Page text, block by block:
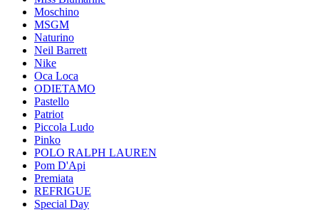
Moschino
MSGM
Naturino
Neil Barrett
Nike
Oca Loca
ODIETAMO
Pastello
Patriot
Piccola Ludo
Pinko
POLO RALPH LAUREN
Pom D'Api
Premiata
REFRIGUE
Special Day